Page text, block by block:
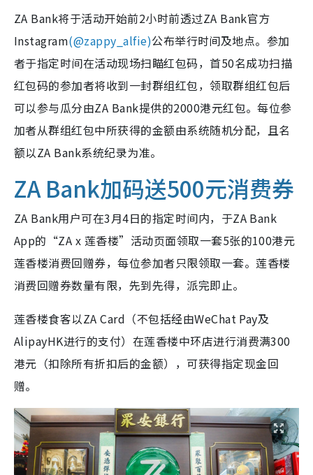
ZA Bank将于活动开始前2小时前透过ZA Bank官方
Instagram(@zappy_alfie)公布举行时间及地点。参加
者于指定时间在活动现场扫瞄红包码，首50名成功扫描
红包码的参加者将收到一封群组红包，领取群组红包后
可以参与瓜分由ZA Bank提供的2000港元红包。每位参
加者从群组红包中所获得的金额由系统随机分配，且名
额以ZA Bank系统纪录为准。
ZA Bank加码送500元消费券
ZA Bank用户可在3月4日的指定时间内，于ZA Bank
App的“ZA x 莲香楼”活动页面领取一套5张的100港元
莲香楼消费回赠券，每位参加者只限领取一套。莲香楼
消费回赠券数量有限，先到先得，派完即止。
莲香楼食客以ZA Card（不包括经由WeChat Pay及
AlipayHK进行的支付）在莲香楼中环店进行消费满300
港元（扣除所有折扣后的金额），可获得指定现金回
赠。